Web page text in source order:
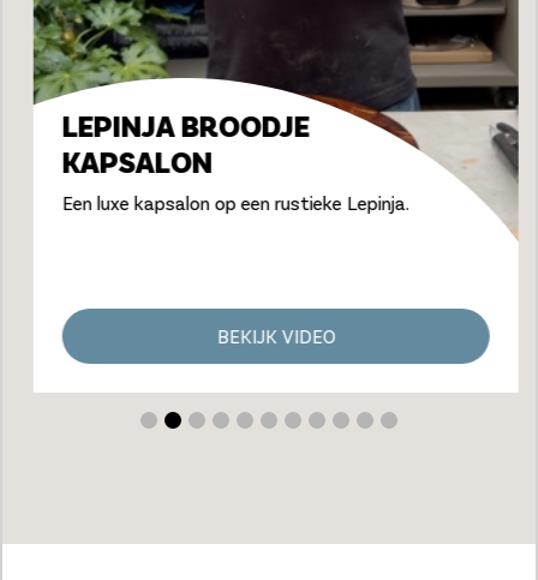
LEPINJA BROODJE
KAPSALON
Een luxe kapsalon op een rustieke Lepinja.
BEKIJK VIDEO